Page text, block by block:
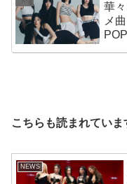
華
メ
こちらも読まれていま
NEWS